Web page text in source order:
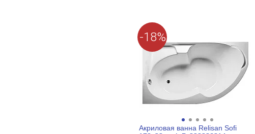
-18%
Акриловая ванна Relisan Sofi